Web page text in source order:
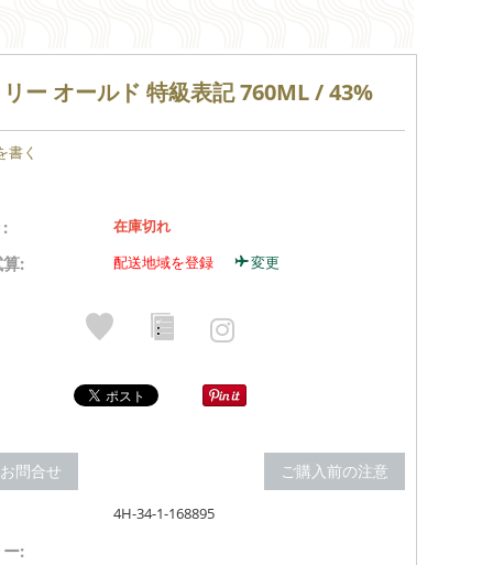
ー オールド 特級表記 760ML / 43%
書く
在庫切れ
: 配送地域を登録 変更
問合せ ご購入前の注意
4H-34-1-168895
: